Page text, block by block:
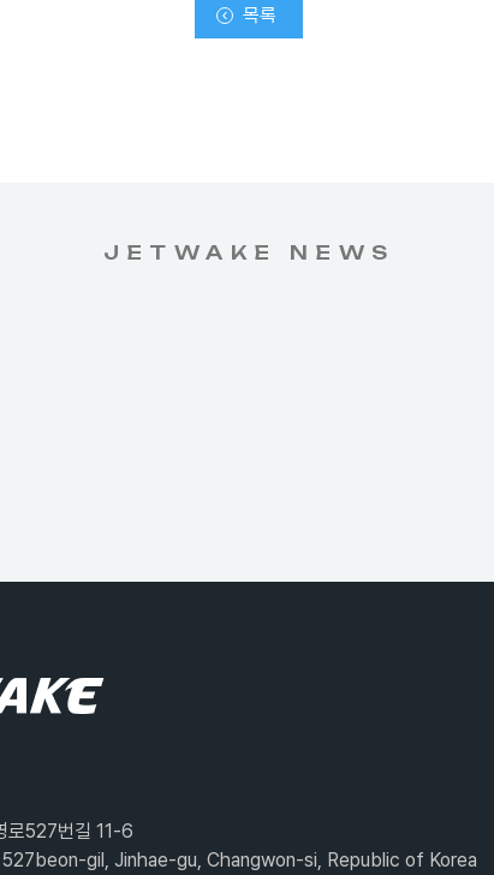
목록
JETWAKE NEWS
로527번길 11-6
gil, Jinhae-gu, Changwon-si, Republic of Korea